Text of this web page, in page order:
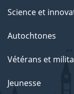
Science et
Autochtones
Vétérans et
Jeunesse